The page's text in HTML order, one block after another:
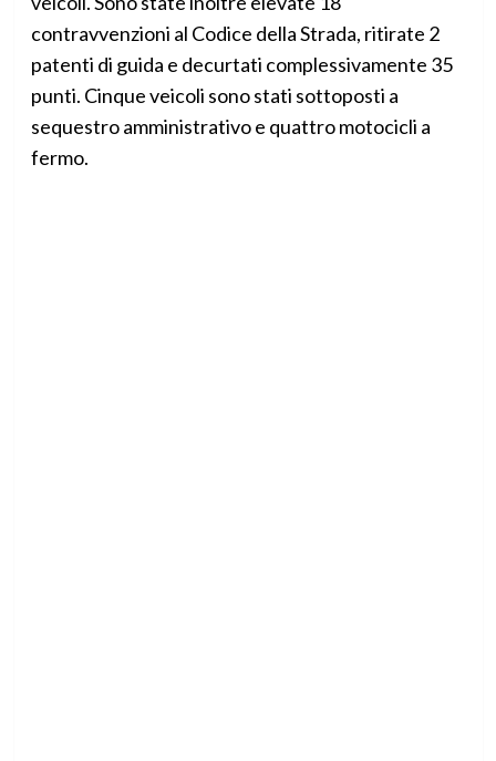
contravvenzioni al Codice della Strada, ritirate 2
patenti di guida e decurtati complessivamente 35
punti. Cinque veicoli sono stati sottoposti a
sequestro amministrativo e quattro motocicli a
fermo.